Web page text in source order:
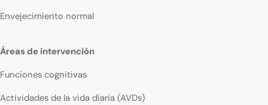
Envejecimiento normal
Áreas de intervención
Funciones cognitivas
Actividades de la vida diaria (AVDs)